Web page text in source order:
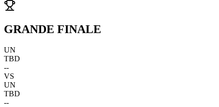
GRANDE FINALE
UN
TBD
--
VS
UN
TBD
--